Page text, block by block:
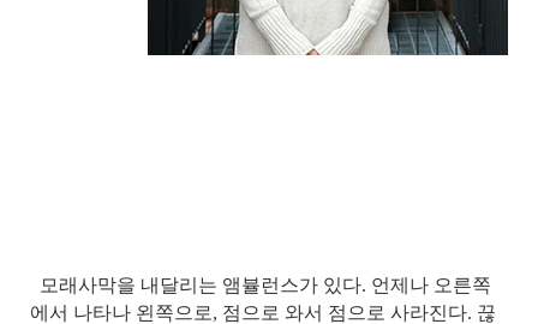
모래사막을 내달리는 앰뷸런스가 있다. 언제나 오른쪽
에서 나타나 왼쪽으로, 점으로 와서 점으로 사라진다. 끊